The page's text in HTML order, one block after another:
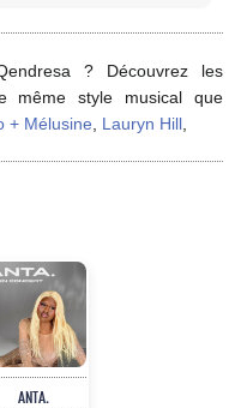
? Découvrez les
même style musical que
+ Mélusine Lauryn Hill
ANTA.